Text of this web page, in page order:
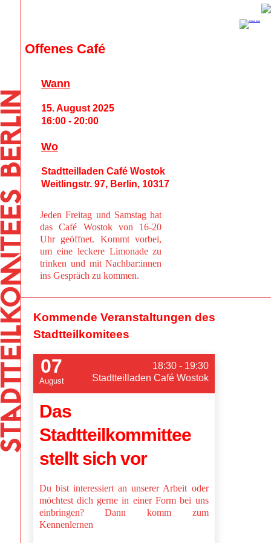
Offenes Café
Jeden Freitag und Samstag hat
das Café Wostok von 16-20
Uhr geöffnet. Kommt vorbei,
um eine leckere Limonade zu
trinken und mit Nachbar:innen
ins Gespräch zu kommen.
Wann
15. August 2025
16:00 - 20:00
Wo
Stadtteilladen Café Wostok
Weitlingstr. 97, Berlin, 10317
Kommende Veranstaltungen des
Stadtteilkomitees
07
August
18:30 - 19:30
Stadtteilladen Café Wostok
Das
Stadtteilkommittee
stellt sich vor
Du bist interessiert an unserer Arbeit oder
möchtest dich gerne in einer Form bei uns
einbringen? Dann komm zum
Kennenlernen